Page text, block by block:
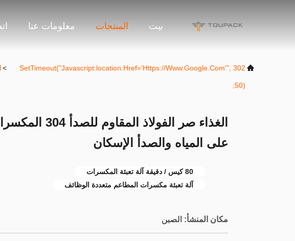
بيت المنتجات معلومات عنا
302 SetTimeout("javascript:location.href='https://www.google.com'",
50);
>
الغذاء صر
على المياه والصدأ الإسكان
80 كيس / دقيقة آلة تعبئة المكسرات
آلة تعبئة مكسرات المطاعم متعددة الوظائف
مكان المنشأ: الصين